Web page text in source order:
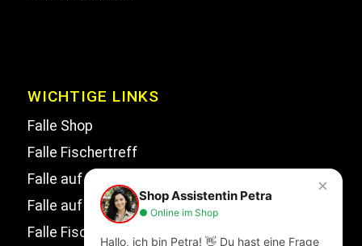
WICHTIGE LINKS
Falle Shop
Falle Fischertreff
Falle auf Facebook
Falle auf Instagram
Falle Fischertreff auf Facebook
×
Shop Assistentin Petra
● Online im Shop
Hallo, ich bin Petra! 👋 Du hast eine Frage